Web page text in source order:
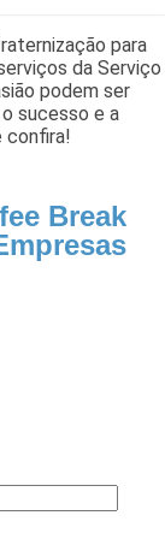
para
da Serviço
podem ser
sucesso e a
confira!
Break